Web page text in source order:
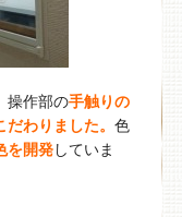
操作部の手触りの
だわりました。色
を開発していま